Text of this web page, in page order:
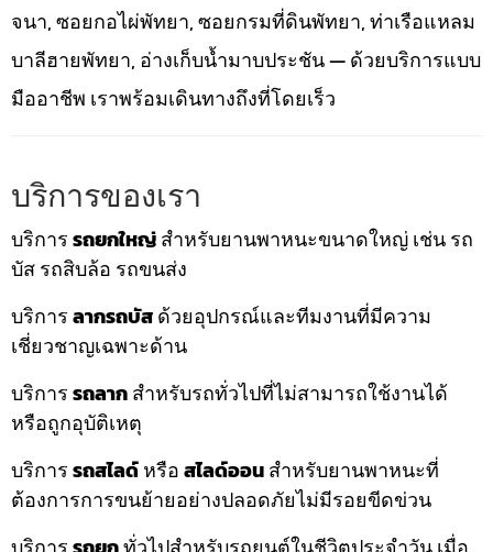
จนา, ซอยกอไผ่พัทยา, ซอยกรมที่ดินพัทยา, ท่าเรือแหลม
บาลีฮายพัทยา, อ่างเก็บน้ำมาบประชัน — ด้วยบริการแบบ
มืออาชีพ เราพร้อมเดินทางถึงที่โดยเร็ว
บริการของเรา
บริการรถยกใหญ่สำหรับยานพาหนะขนาดใหญ่ เช่น รถ
บัส รถสิบล้อ รถขนส่ง
บริการลากรถบัสด้วยอุปกรณ์และทีมงานที่มีความ
เชี่ยวชาญเฉพาะด้าน
บริการรถลากสำหรับรถทั่วไปที่ไม่สามารถใช้งานได้
หรือถูกอุบัติเหตุ
บริการรถสไลด์หรือสไลด์ออนสำหรับยานพาหนะที่
ต้องการการขนย้ายอย่างปลอดภัยไม่มีรอยขีดข่วน